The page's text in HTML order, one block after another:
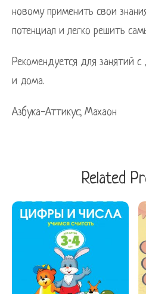
новому применить свои
потенциал и легко решить
Рекомендуется для занятий
и дома.
Азбука-Аттикус; Махаон
Related